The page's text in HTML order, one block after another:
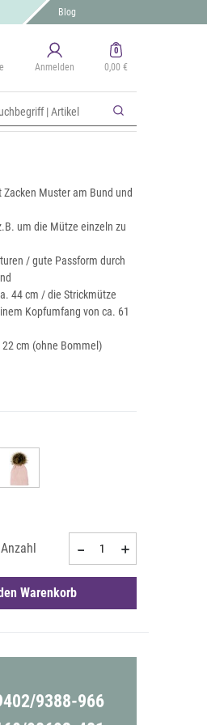
Blog
Anmelden
0
0,00 €
Muster
Muster am Bund und
um die Mütze einzeln zu
/ gute Passform durch
44 cm / die Strickmütze
Kopfumfang von ca. 61
cm (ohne Bommel)
Anzahl
Warenkorb
9388-966